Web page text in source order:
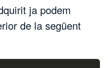
ja podem
de la següent